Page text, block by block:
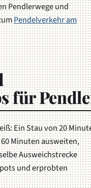
Pendlerwege und
Pendelverkehr am
für
Ein Stau von 20
Minuten ausweiten,
Ausweichstrecke
und erprobten